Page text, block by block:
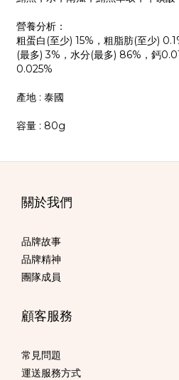
營養分析：
粗蛋白(至少) 15%，粗脂肪(至少)
(最多) 3%，水分(最多) 86%，鈣
0.025%
產地 : 泰國
容量 : 80g
關於我們
品牌故事
品牌精神
團隊成員
顧客服務
常見問題
運送服務方式